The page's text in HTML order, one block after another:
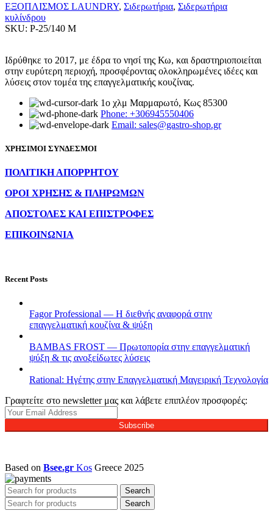
ΕΞΟΠΛΙΣΜΟΣ LAUNDRY, Σιδερωτήρια, Σιδερωτήρια
κυλίνδρου
SKU: P-25/140 M
Ιδρύθηκε το 2017, με έδρα το νησί της Κω, και δραστηριοποιείται
στην ευρύτερη περιοχή, προσφέροντας ολοκληρωμένες ιδέες και
λύσεις στον τομέα της επαγγελματικής κουζίνας.
1ο χλμ Μαρμαρωτό, Κως 85300
Phone: +306945550406
Email: sales@gastro-shop.gr
ΧΡΗΣΙΜΟΙ ΣΥΝΔΕΣΜΟΙ
ΠΟΛΙΤΙΚΗ ΑΠΟΡΡΗΤΟΥ
ΟΡΟΙ ΧΡΗΣΗΣ & ΠΛΗΡΩΜΩΝ
ΑΠΟΣΤΟΛΕΣ ΚΑΙ ΕΠΙΣΤΡΟΦΕΣ
ΕΠΙΚΟΙΝΩΝΙΑ
Recent Posts
Fagor Professional — Η διεθνής αναφορά στην
επαγγελματική κουζίνα & ψύξη
BAMBAS FROST — Πρωτοπορία στην επαγγελματική
ψύξη & τις ανοξείδωτες λύσεις
Rational: Ηγέτης στην Επαγγελματική Μαγειρική Τεχνολογία
Γραφτείτε στο newsletter μας και λάβετε επιπλέον προσφορές:
Subscribe
Based on Bsee.gr Kos Greece 2025
Search
Search